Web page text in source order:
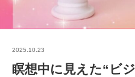
2025.10.23
瞑想中に見えた“ビ